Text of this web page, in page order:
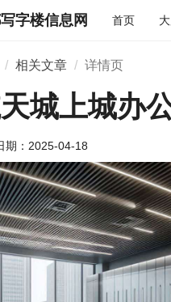
字楼信息网 首页
相关文章 详情页
城上城办
期： 2025-04-18